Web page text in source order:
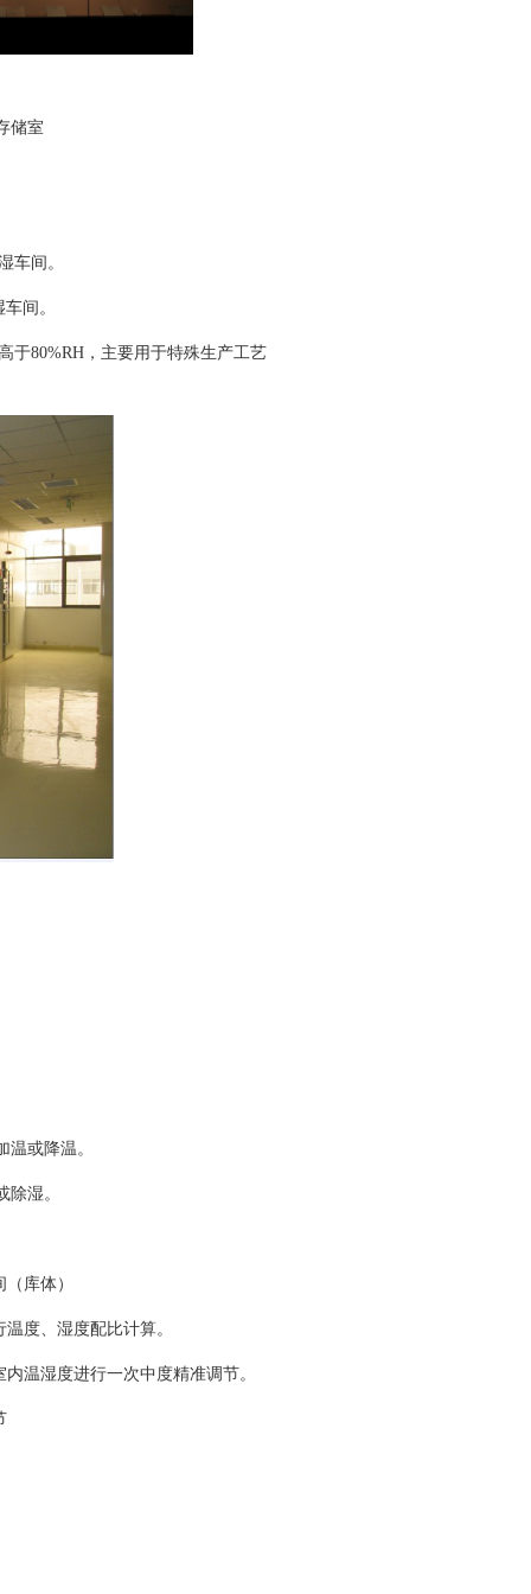
室
车间。
间。
80%RH，主要用于特殊生产工艺
或降温。
湿。
库体）
度、湿度配比计算。
温湿度进行一次中度精准调节。